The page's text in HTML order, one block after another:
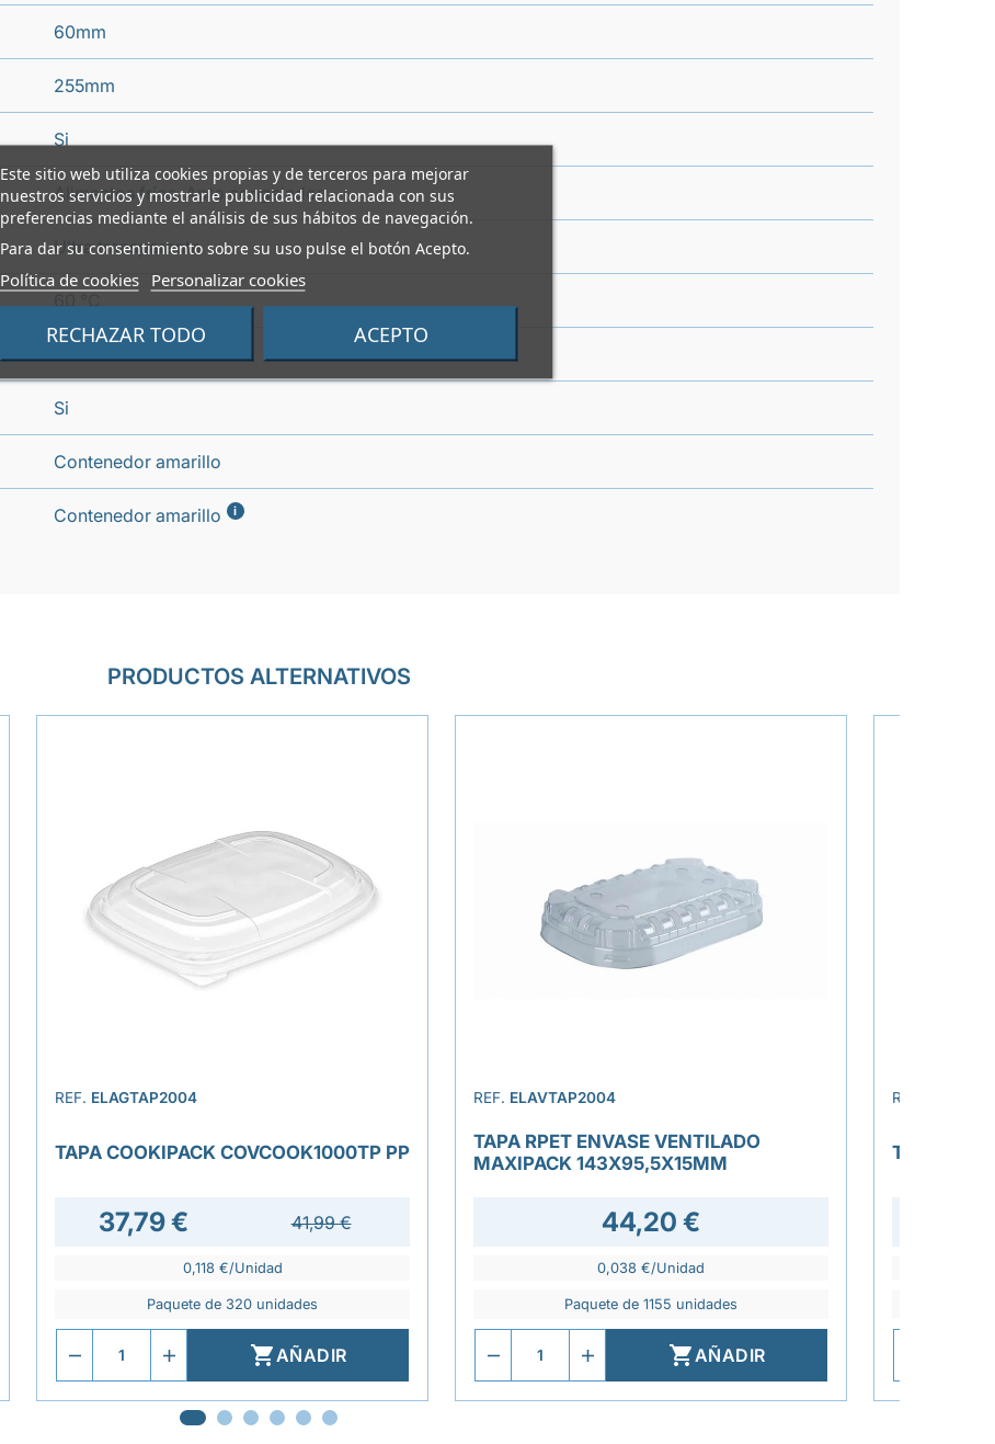
Este sitio web utiliza cookies propias y de terceros para mejorar
nuestros servicios y mostrarle publicidad relacionada con sus
preferencias mediante el análisis de sus hábitos de navegación.
Para dar su consentimiento sobre su uso pulse el botón Acepto.
Política de cookies Personalizar cookies
RECHAZAR TODO ACEPTO
60mm
255mm
Si
Alimentos fríos, Apto congelador
Ultra transparente
60 °C
-40 °C
Si
Contenedor amarillo
Contenedor amarillo i
PRODUCTOS ALTERNATIVOS
REF. ELAGTAP2004
TAPA COOKIPACK COVCOOK1000TP PP
37,79 € 41,99 €
0,118 €/Unidad
Paquete de 320 unidades
AÑADIR
REF. ELAVTAP2004
TAPA RPET ENVASE VENTILADO
MAXIPACK 143X95,5X15MM
44,20 €
0,038 €/Unidad
Paquete de 1155 unidades
AÑADIR
REF.
TAPA